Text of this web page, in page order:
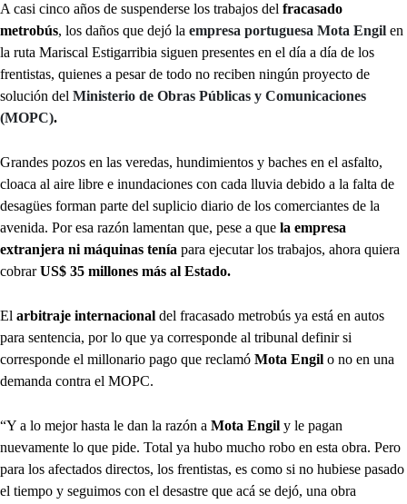
A casi cinco años de suspenderse los trabajos del fracasado
metrobús, los daños que dejó la empresa portuguesa Mota Engil en
la ruta Mariscal Estigarribia siguen presentes en el día a día de los
frentistas, quienes a pesar de todo no reciben ningún proyecto de
solución del Ministerio de Obras Públicas y Comunicaciones
(MOPC).
Grandes pozos en las veredas, hundimientos y baches en el asfalto,
cloaca al aire libre e inundaciones con cada lluvia debido a la falta de
desagües forman parte del suplicio diario de los comerciantes de la
avenida. Por esa razón lamentan que, pese a que la empresa
extranjera ni máquinas tenía para ejecutar los trabajos, ahora quiera
cobrarUS$ 35 millones más al Estado.
El arbitraje internacional del fracasado metrobús ya está en autos
para sentencia, por lo que ya corresponde al tribunal definir si
corresponde el millonario pago que reclamó Mota Engil o no en una
demanda contra el MOPC.
“Y a lo mejor hasta le dan la razón a Mota Engil y le pagan
nuevamente lo que pide. Total ya hubo mucho robo en esta obra. Pero
para los afectados directos, los frentistas, es como si no hubiese pasado
el tiempo y seguimos con el desastre que acá se dejó, una obra